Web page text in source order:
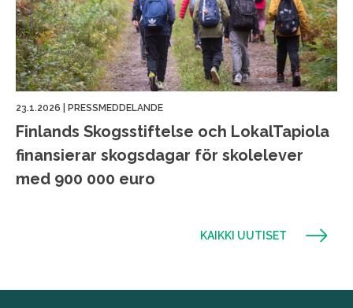
23.1.2026 PRESSMEDDELANDE
Finlands Skogsstiftelse och LokalTapiola
finansierar skogsdagar för skolelever
med 900 000 euro
KAIKKI UUTISET